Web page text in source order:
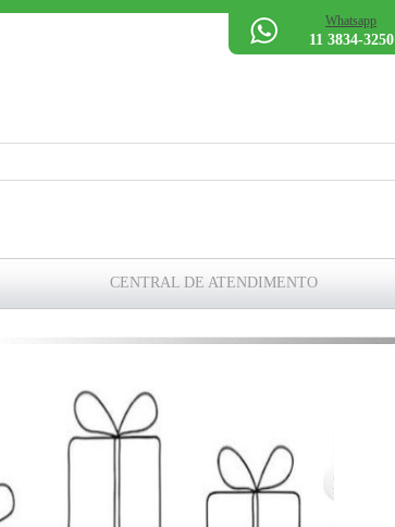
Whatsapp
11 3834-3250
CENTRAL DE ATENDIMENTO